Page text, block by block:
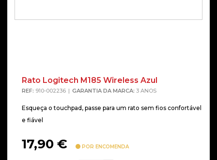
Rato Logitech M185 Wireless Azul
REF: 910-002236 GARANTIA DA MARCA: 3 ANOS
Esqueça o touchpad, passe para um rato sem fios confortável
e fiável
17,90 € POR ENCOMENDA